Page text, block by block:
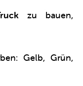
zu bauen,
Gelb, Grün,